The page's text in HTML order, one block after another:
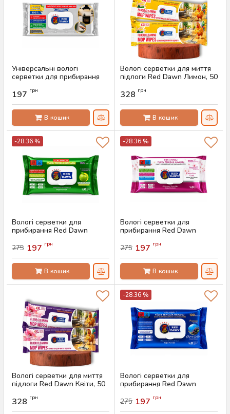
Універсальні вологі
серветки для прибирання
Артикул:
197 грн
В кошик
Вологі серветки для миття
підлоги Red Dawn Лимон, 50
Артикул:
328 грн
В кошик
-28.36 %
Вологі серветки для
прибирання Red Dawn
Артикул: AS-00382
275 197 грн
В кошик
-28.36 %
Вологі серветки для
прибирання Red Dawn
Артикул: AS-00274
275 197 грн
В кошик
Вологі серветки для миття
підлоги Red Dawn Квіти, 50
Артикул:
328 грн
-28.36 %
Вологі серветки для
прибирання Red Dawn
Артикул: AS-00383
275 197 грн